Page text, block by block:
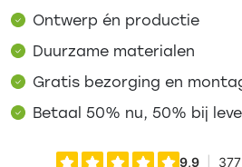
Ontwerp én productie
Duurzame materialen
Gratis bezorging en
Betaal 50% nu, 50% bij